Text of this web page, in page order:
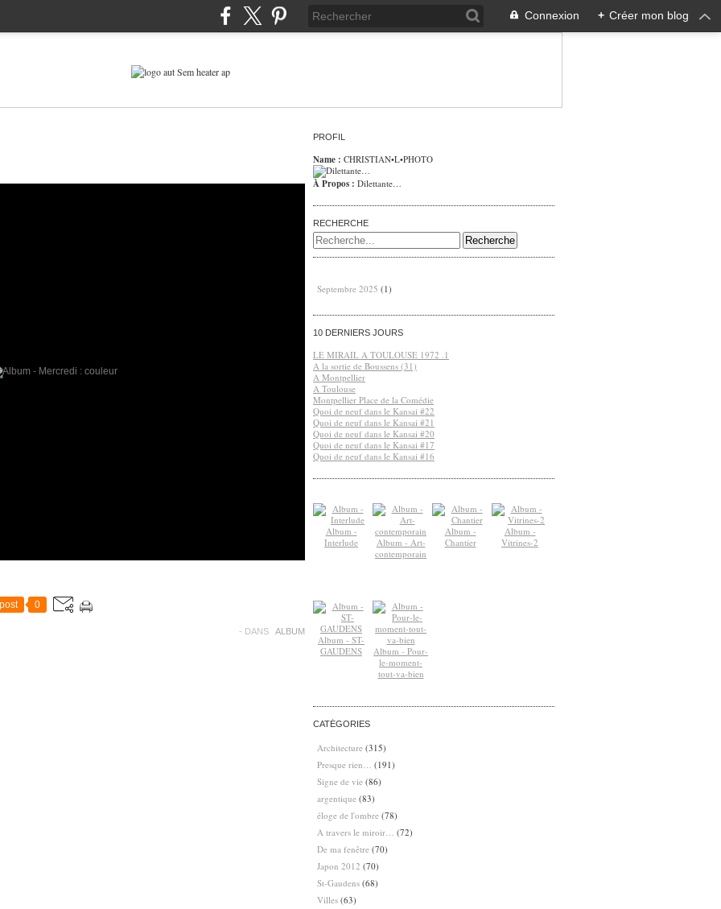
Connexion + Créer mon blog
0
- DANS ALBUM
PROFIL
Name : CHRISTIAN•L•PHOTO
À Propos : Dilettante…
RECHERCHE
Septembre 2025 (1)
10 DERNIERS JOURS
LE MIRAIL A TOULOUSE 1972 .1
A la sortie de Boussens (31)
A Montpellier
A Toulouse
Montpellier Place de la Comédie
Quoi de neuf dans le Kansai #22
Quoi de neuf dans le Kansai #21
Quoi de neuf dans le Kansai #20
Quoi de neuf dans le Kansai #17
Quoi de neuf dans le Kansai #16
Album -
Interlude
Album - Art-
contemporain
Album -
Chantier
Album -
Vitrines-2
Album - ST-
GAUDENS
Album - Pour-
le-moment-
tout-va-bien
CATÉGORIES
Architecture (315)
Presque rien…
(191)
Signe de vie (86)
argentique (83)
éloge de l'ombre (78)
A travers le miroir…
(72)
De ma fenêtre (70)
Japon 2012 (70)
St-Gaudens (68)
Villes (63)